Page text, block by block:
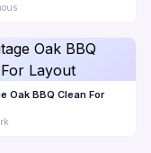
Oak BBQ Clean For